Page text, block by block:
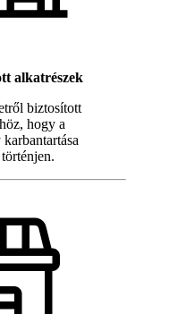
alkatrészek
biztosított
hogy a